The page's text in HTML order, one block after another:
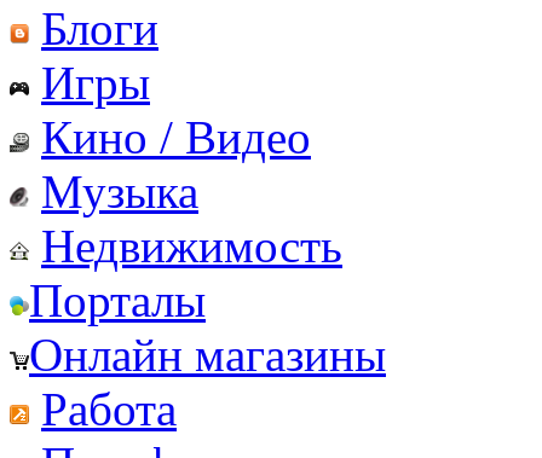
Блоги
Игры
Кино / Видео
Музыка
Недвижимость
Порталы
Онлайн магазины
Работа